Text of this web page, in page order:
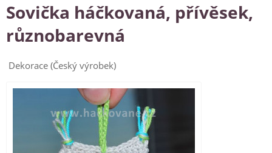
Sovička háčkovaná, přívěsek,
různobarevná
Dekorace (Český výrobek)